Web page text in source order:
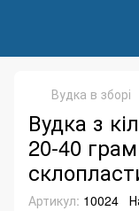
Вудка в зборі
Вудка з
20-40
Артикул: 10024